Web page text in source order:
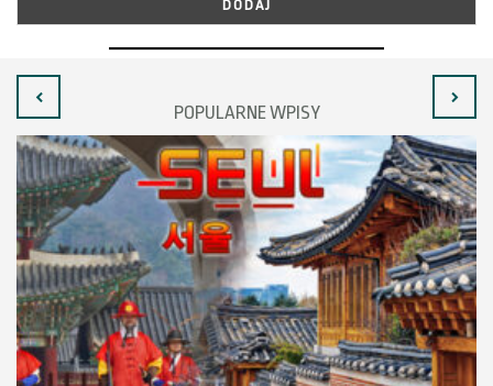
POPULARNE WPISY